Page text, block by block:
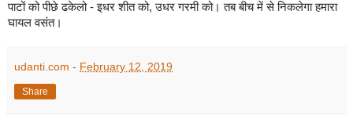
पाटों को पीछे ढकेलो-इधर शीत को,उधर गरमी को। तब बीच में से निकलेगा हमारा
घायल वसंत।
udanti.com - February 12, 2019
Share